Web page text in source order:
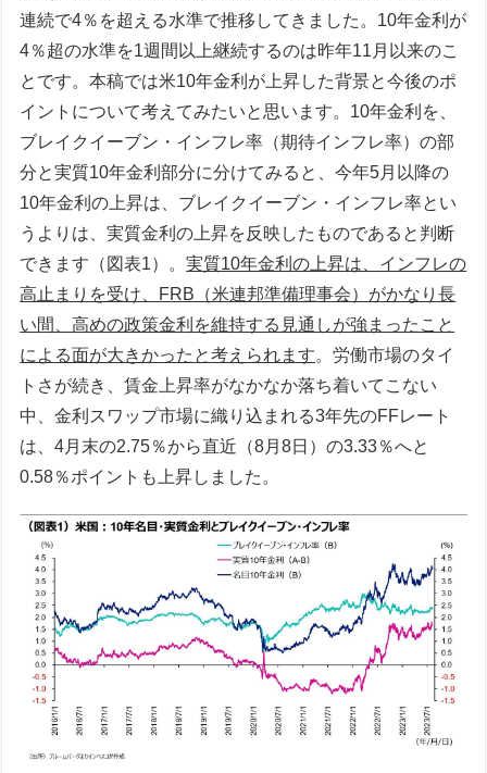
連続で4％を超える水準で推移してきました。10年金利が
4％超の水準を1週間以上継続するのは昨年11月以来のこ
とです。本稿では米10年金利が上昇した背景と今後のポ
イントについて考えてみたいと思います。10年金利を、
ブレイクイーブン・インフレ率（期待インフレ率）の部
分と実質10年金利部分に分けてみると、今年5月以降の
10年金利の上昇は、ブレイクイーブン・インフレ率とい
うよりは、実質金利の上昇を反映したものであると判断
できます（図表1）。実質10年金利の上昇は、インフレの
高止まりを受け、FRB（米連邦準備理事会）がかなり長
い間、高めの政策金利を維持する見通しが強まったこと
による面が大きかったと考えられます。労働市場のタイ
トさが続き、賃金上昇率がなかなか落ち着いてこない
中、金利スワップ市場に織り込まれる3年先のFFレート
は、4月末の2.75％から直近（8月8日）の3.33％へと
0.58％ポイントも上昇しました。